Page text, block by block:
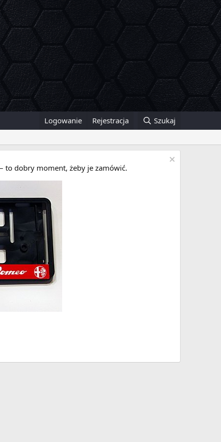
Logowanie Rejestracja Szukaj
to dobry moment, żeby je zamówić.